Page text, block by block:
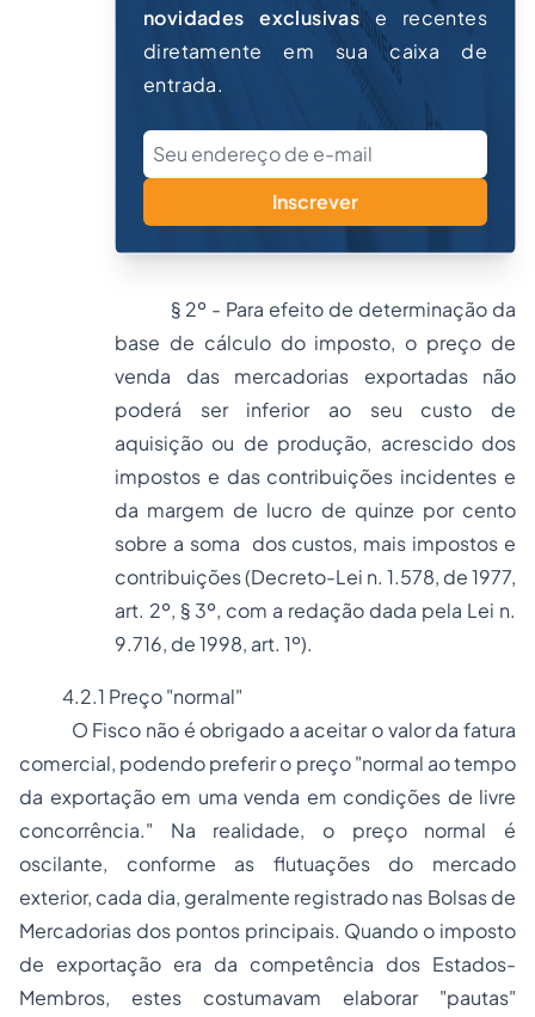
novidades exclusivase recentes
diretamente em sua caixa de
entrada.
Inscrever
§ 2º - Para efeito de determinação da
base de cálculo do imposto, o preço de
venda das mercadorias exportadas não
poderá ser inferior ao seu custo de
aquisição ou de produção, acrescido dos
impostos e das contribuições incidentes e
da margem de lucro de quinze por cento
sobre a soma dos custos, mais impostos e
contribuições (Decreto-Lei n. 1.578, de 1977,
art. 2º, § 3º, com a redação dada pela Lei n.
9.716, de 1998, art. 1º).
4.2.1 Preço "normal"
O Fisco não é obrigado a aceitar o valor da fatura
comercial, podendo preferir o preço "normal ao tempo
da exportação em uma venda em condições de livre
concorrência." Na realidade, o preço normal é
oscilante, conforme as flutuações do mercado
exterior, cada dia, geralmente registrado nas Bolsas de
Mercadorias dos pontos principais. Quando o imposto
de exportação era da competência dos Estados-
Membros, estes costumavam elaborar "pautas"